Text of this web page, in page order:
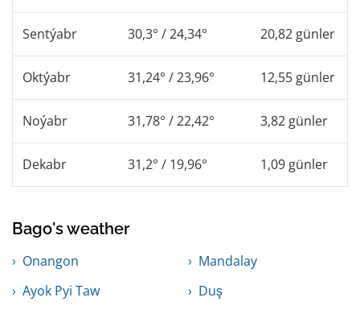
Sentýabr 30,3° / 24,34° 20,82 günler
Oktýabr 31,24° / 23,96° 12,55 günler
Noýabr 31,78° / 22,42° 3,82 günler
Dekabr 31,2° / 19,96° 1,09 günler
Bago's weather
Onangon
Mandalay
Ayok Pyi Taw
Duş